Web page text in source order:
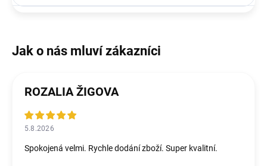
ROZALIA ŽIGOVA
5.8.2026
Spokojená velmi. Rychle dodání zboží. Super kvalitní.